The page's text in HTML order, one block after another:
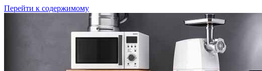
Перейти к содержимому